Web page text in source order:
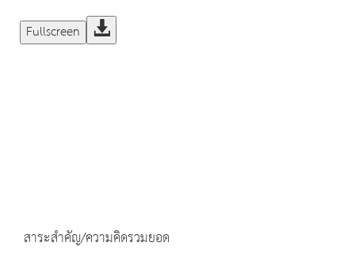
Fullscreen
สาระสำคัญ/ความคิดรวมยอด